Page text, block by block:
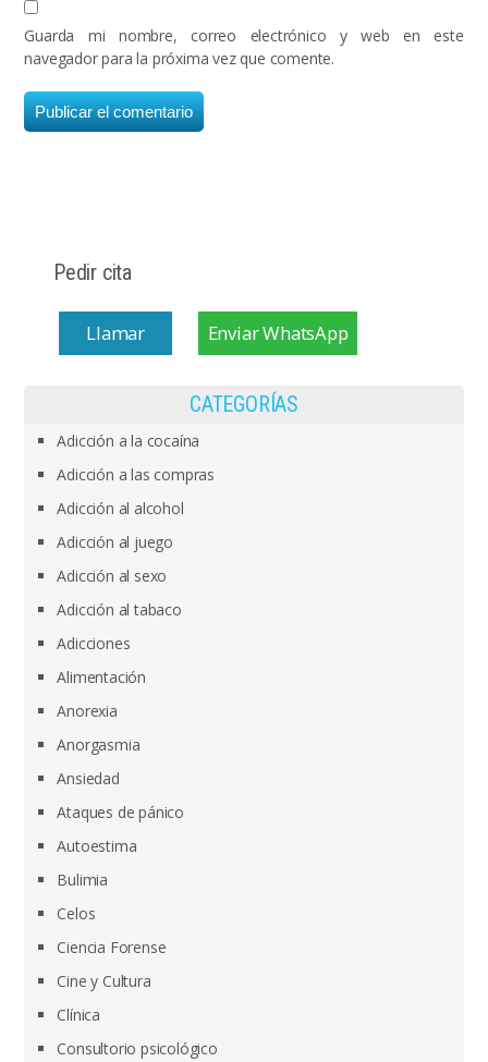
Guarda mi nombre, correo electrónico y web en este
navegador para la próxima vez que comente.
Pedir cita
Llamar Enviar WhatsApp
CATEGORÍAS
Adicción a la cocaína
Adicción a las compras
Adicción al alcohol
Adicción al juego
Adicción al sexo
Adicción al tabaco
Adicciones
Alimentación
Anorexia
Anorgasmia
Ansiedad
Ataques de pánico
Autoestima
Bulimia
Celos
Ciencia Forense
Cine y Cultura
Clínica
Consultorio psicológico